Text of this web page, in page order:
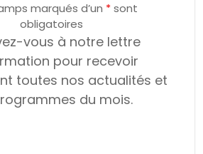
marqués d’un *sont
obligatoires
vous à notre lettre
pour recevoir
toutes nos actualités et
du mois.